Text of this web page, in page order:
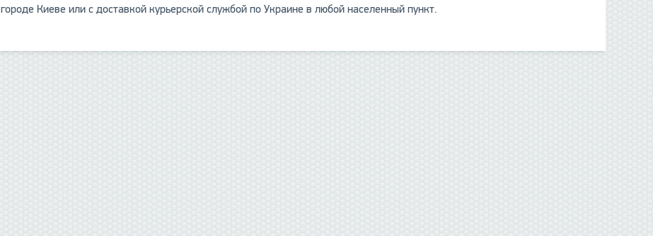
городе Киеве или с доставкой курьерской службой по Украине в любой населенный пункт.